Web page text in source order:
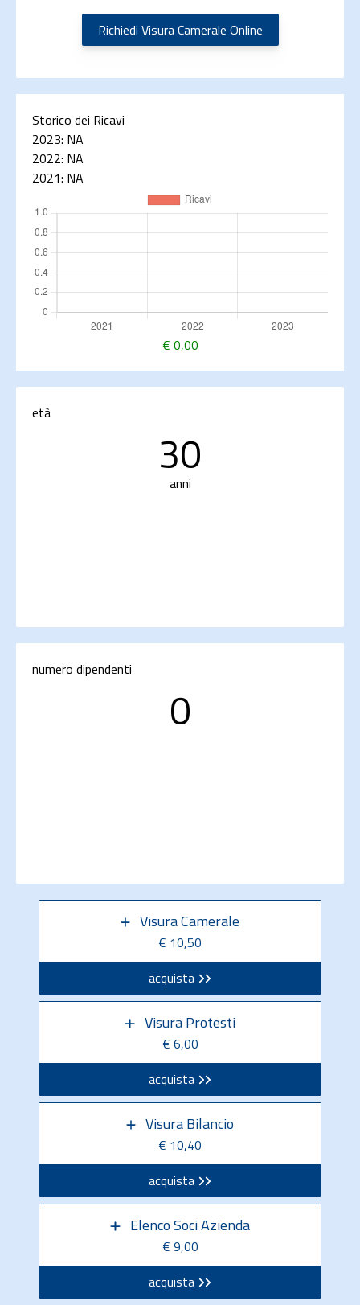
Richiedi Visura Camerale Online
Storico dei Ricavi
2023: NA
2022: NA
2021: NA
€ 0,00
età
30
anni
numero dipendenti
0
Visura Camerale
€ 10,50
acquista
Visura Protesti
€ 6,00
acquista
Visura Bilancio
€ 10,40
acquista
Elenco Soci Azienda
€ 9,00
acquista